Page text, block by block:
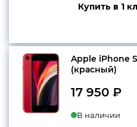
Купить в 1
Apple iPhone
(красный)
17 950 ₽
В наличии